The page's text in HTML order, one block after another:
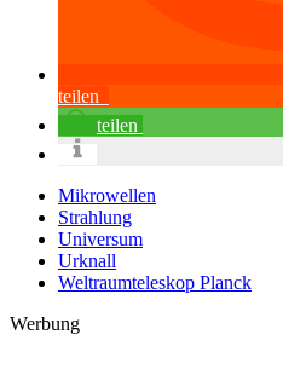
teilen
teilen
Mikrowellen
Strahlung
Universum
Urknall
Weltraumteleskop Planck
Werbung